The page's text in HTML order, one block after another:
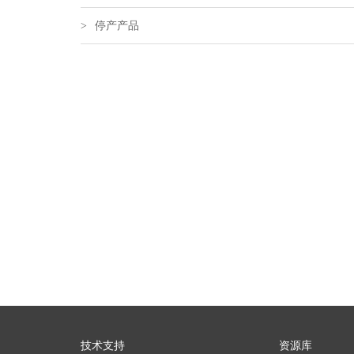
> 停产产品
技术支持 资源库